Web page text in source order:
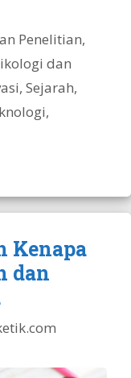
Penelitian,
dan
, Sejarah,
,
Kenapa
dan